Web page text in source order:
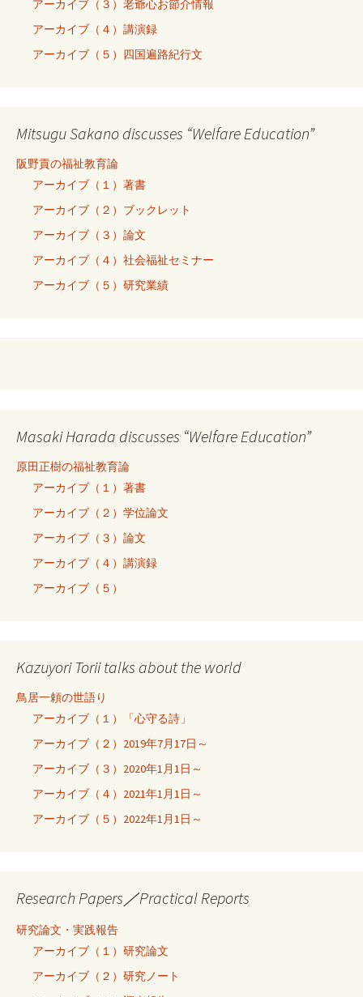
アーカイブ（３）老爺心お節介情報
アーカイブ（４）講演録
アーカイブ（５）四国遍路紀行文
Mitsugu Sakano discusses “Welfare Education”
阪野貢の福祉教育論
アーカイブ（１）著書
アーカイブ（２）ブックレット
アーカイブ（３）論文
アーカイブ（４）社会福祉セミナー
アーカイブ（５）研究業績
Masaki Harada discusses “Welfare Education”
原田正樹の福祉教育論
アーカイブ（１）著書
アーカイブ（２）学位論文
アーカイブ（３）論文
アーカイブ（４）講演録
アーカイブ（５）
Kazuyori Torii talks about the world
鳥居一頼の世語り
アーカイブ（１）「心守る詩」
アーカイブ（２）2019年7月17日～
アーカイブ（３）2020年1月1日～
アーカイブ（４）2021年1月1日～
アーカイブ（５）2022年1月1日～
Research Papers／Practical Reports
研究論文・実践報告
アーカイブ（１）研究論文
アーカイブ（２）研究ノート